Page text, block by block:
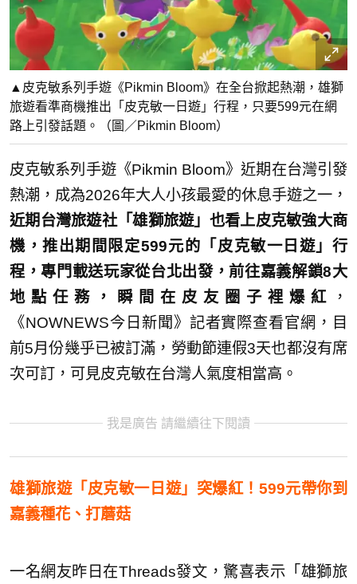
▲皮克敏系列手遊《Pikmin Bloom》在全台掀起熱潮，雄獅
旅遊看準商機推出「皮克敏一日遊」行程，只要599元在網
路上引發話題。（圖／Pikmin Bloom）
皮克敏系列手遊《Pikmin Bloom》近期在台灣引發
熱潮，成為2026年大人小孩最愛的休息手遊之一，
近期台灣旅遊社「雄獅旅遊」也看上皮克敏強大商
機，推出期間限定599元的「皮克敏一日遊」行
程，專門載送玩家從台北出發，前往嘉義解鎖8大
地點任務，瞬間在皮友圈子裡爆紅
，
《NOWNEWS今日新聞》記者實際查看官網，目
前5月份幾乎已被訂滿，勞動節連假3天也都沒有席
次可訂，可見皮克敏在台灣人氣度相當高。
我是廣告 請繼續往下閱讀
雄獅旅遊「皮克敏一日遊」突爆紅！599元帶你到
嘉義種花、打蘑菇
一名網友昨日在Threads發文，驚喜表示「雄獅旅